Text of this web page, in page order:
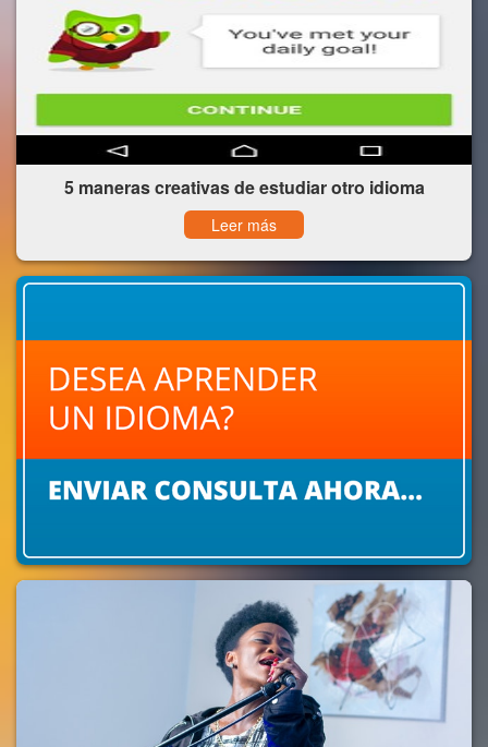
5 maneras creativas de estudiar otro idioma
Leer más